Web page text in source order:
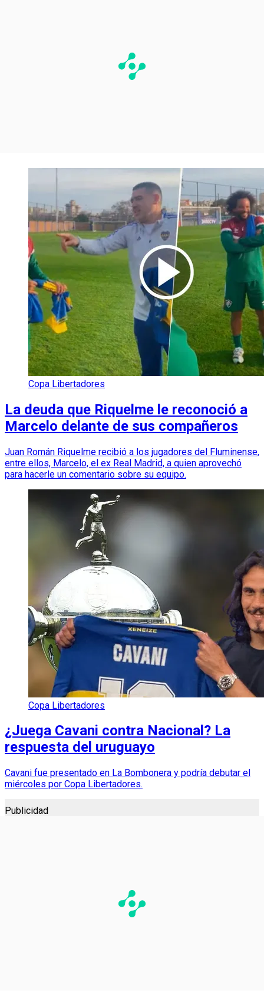
Copa Libertadores
La deuda que Riquelme le reconoció a
Marcelo delante de sus compañeros
Juan Román Riquelme recibió a los jugadores del Fluminense,
entre ellos, Marcelo, el ex Real Madrid, a quien aprovechó
para hacerle un comentario sobre su equipo.
Copa Libertadores
¿Juega Cavani contra Nacional? La
respuesta del uruguayo
Cavani fue presentado en La Bombonera y podría debutar el
miércoles por Copa Libertadores.
Publicidad